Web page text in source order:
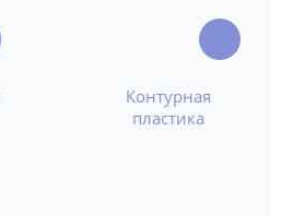
Контурная
пластика